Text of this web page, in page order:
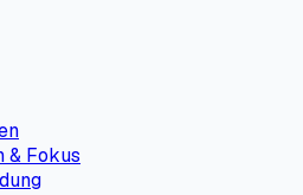
& Fokus